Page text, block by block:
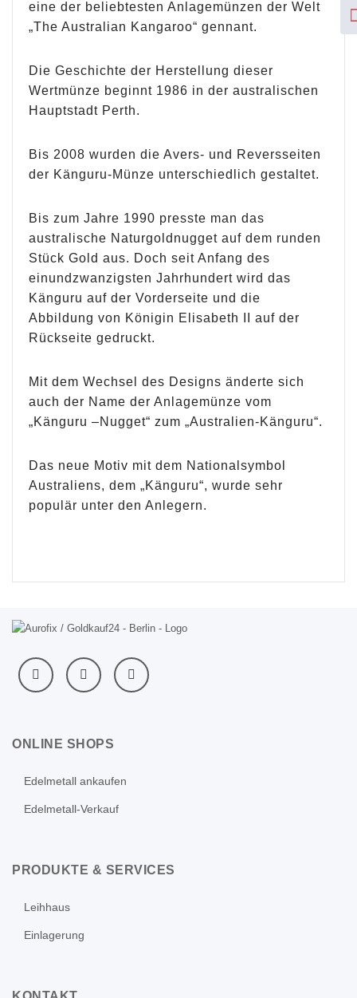
eine der beliebtesten Anlagemünzen der Welt
„The Australian Kangaroo“ gennant.
Die Geschichte der Herstellung dieser
Wertmünze beginnt 1986 in der australischen
Hauptstadt Perth.
Bis 2008 wurden die Avers- und Reversseiten
der Känguru-Münze unterschiedlich gestaltet.
Bis zum Jahre 1990 presste man das
australische Naturgoldnugget auf dem runden
Stück Gold aus. Doch seit Anfang des
einundzwanzigsten Jahrhundert wird das
Känguru auf der Vorderseite und die
Abbildung von Königin Elisabeth II auf der
Rückseite gedruckt.
Mit dem Wechsel des Designs änderte sich
auch der Name der Anlagemünze vom
„Känguru –Nugget“ zum „Australien-Känguru“.
Das neue Motiv mit dem Nationalsymbol
Australiens, dem „Känguru“, wurde sehr
populär unter den Anlegern.
ONLINE SHOPS
Edelmetall ankaufen
Edelmetall-Verkauf
PRODUKTE & SERVICES
Leihhaus
Einlagerung